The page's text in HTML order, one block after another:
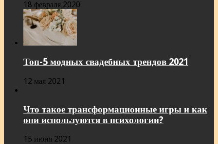
18 февраля 2020
Топ-5 модных свадебных трендов 2021
12 мая 2021
Что такое трансформационные игры и как
они используются в психологии?
15 июня 2021